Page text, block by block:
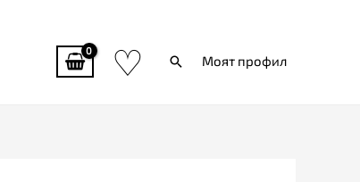
♡ ТърсиМоят профил